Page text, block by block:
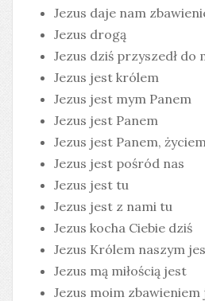
Jezus daje nam
Jezus drogą
Jezus dziś przyszedł do
Jezus jest królem
Jezus jest mym Panem
Jezus jest Panem
Jezus jest Panem,
Jezus jest pośród nas
Jezus jest tu
Jezus jest z nami tu
Jezus kocha Ciebie dziś
Jezus Królem naszym
Jezus mą miłością jest
Jezus moim zbawieniem